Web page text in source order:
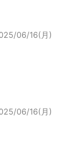
06/16(月)
06/16(月)